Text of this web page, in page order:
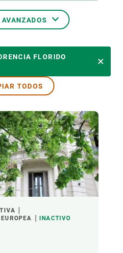
FLORIDO
TODOS
INACTIVO